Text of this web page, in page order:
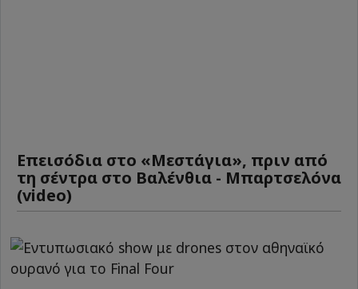
Επεισόδια στο «Μεστάγια», πριν από
τη σέντρα στο Βαλένθια - Μπαρτσελόνα
(video)